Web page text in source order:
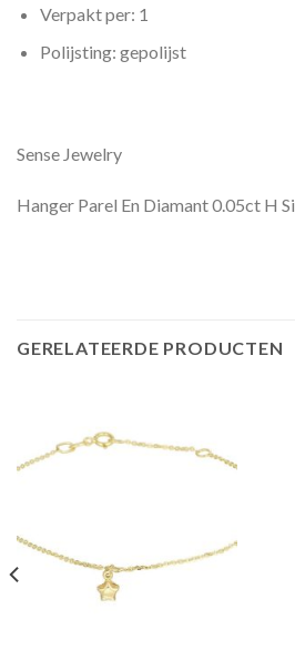
Verpakt per: 1
Polijsting: gepolijst
Sense Jewelry
Hanger Parel En Diamant 0.05ct H Si
GERELATEERDE PRODUCTEN